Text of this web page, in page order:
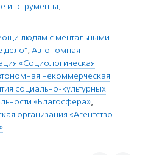
инструменты,
людям с ментальными
дело", Автономная
«Социологическая
некоммерческая
социально-культурных
«Благосфера»,
организация «Агентство